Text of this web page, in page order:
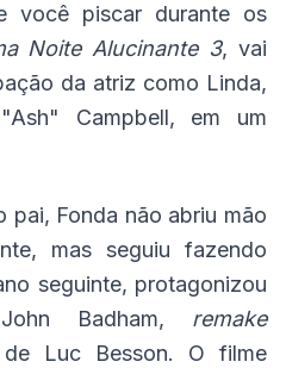
você piscar durante os
Noite Alucinante 3, vai
da atriz como Linda,
Campbell, em um
pai, Fonda não abriu mão
mas seguiu fazendo
seguinte, protagonizou
Badham, remake
Luc Besson. O filme